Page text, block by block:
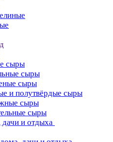
сыры
сыры
сыры
и полутвёрдые сыры
сыры
сыры
и отдыха